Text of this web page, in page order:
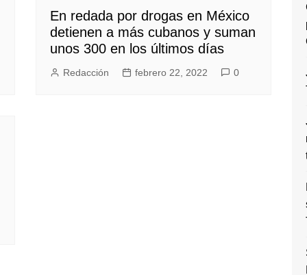
En redada por drogas en México
detienen a más cubanos y suman
unos 300 en los últimos días
Redacción febrero 22, 2022 0